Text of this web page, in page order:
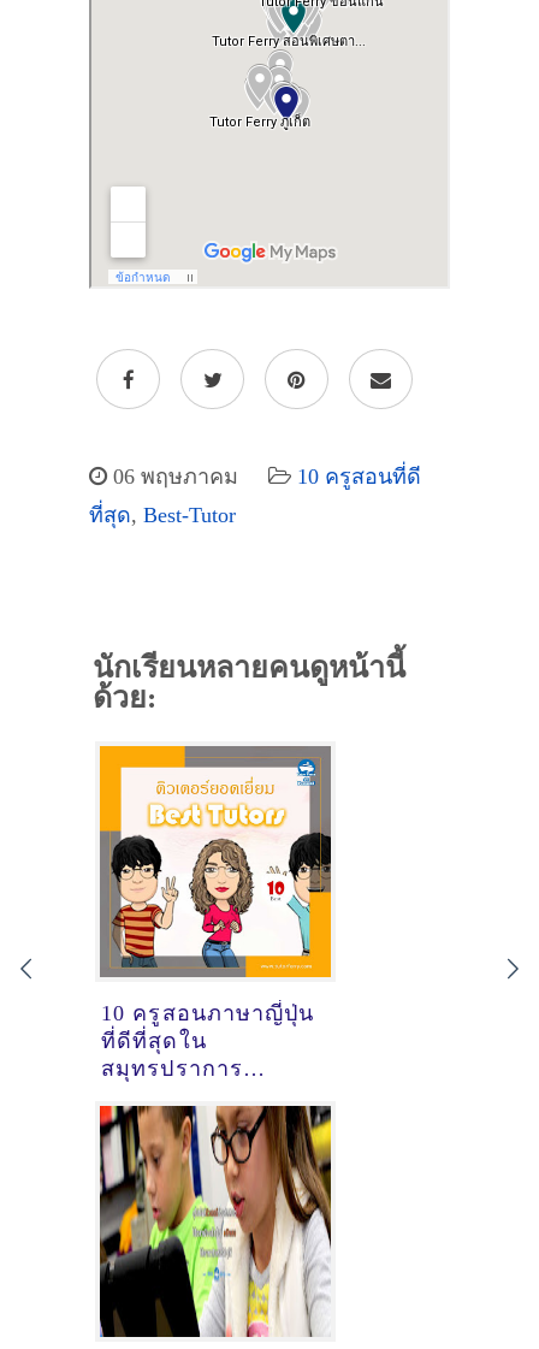
06 พฤษภาคม
10 ครูสอนที่ดี
ที่สุด, Best-Tutor
นักเรียนหลายคนดูหน้านี้
ด้วย:
10 ครูสอนภาษาญี่ปุ่น
ที่ดีที่สุดใน
สมุทรปราการ
9:23:57]